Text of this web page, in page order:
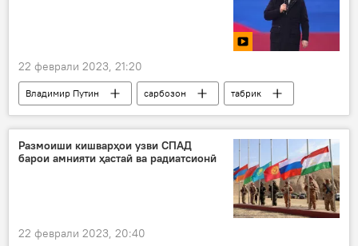
22 феврали 2023, 21:20
Владимир Путин сарбозон
табрик
гирдиҳамоӣ
Видео
Размоиши кишварҳои узви СПАД
барои амнияти ҳастаӣ ва радиатсионӣ
22 феврали 2023, 20:40